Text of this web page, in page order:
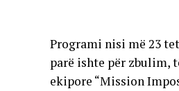
Programi nisi më 23
parë ishte për zbulim,
ekipore “Mission